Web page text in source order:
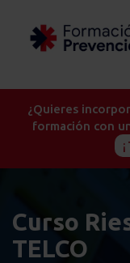
¿Quieres
formación con
Curso
TELCO